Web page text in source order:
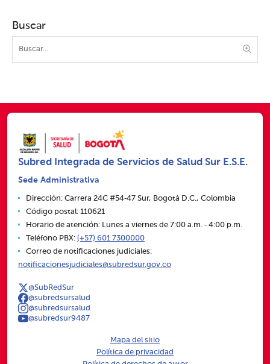
Buscar
Subred Integrada de Servicios de Salud Sur E.S.E.
Sede Administrativa
Dirección: Carrera 24C #54‑47 Sur, Bogotá D.C., Colombia
Código postal: 110621
Horario de atención: Lunes a viernes de 7:00 a.m. ‑ 4:00 p.m.
Teléfono PBX: (+57) 601 7300000
Correo de notificaciones judiciales:
notificacionesjudiciales@subredsur.gov.co
@SubRedSur
@subredsursalud
@subredsursalud
@subredsur9487
Mapa del sitio
Política de privacidad